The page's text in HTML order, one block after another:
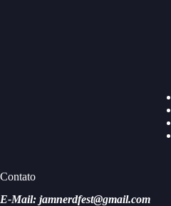
Contato
E-Mail: jamnerdfest@gmail.com